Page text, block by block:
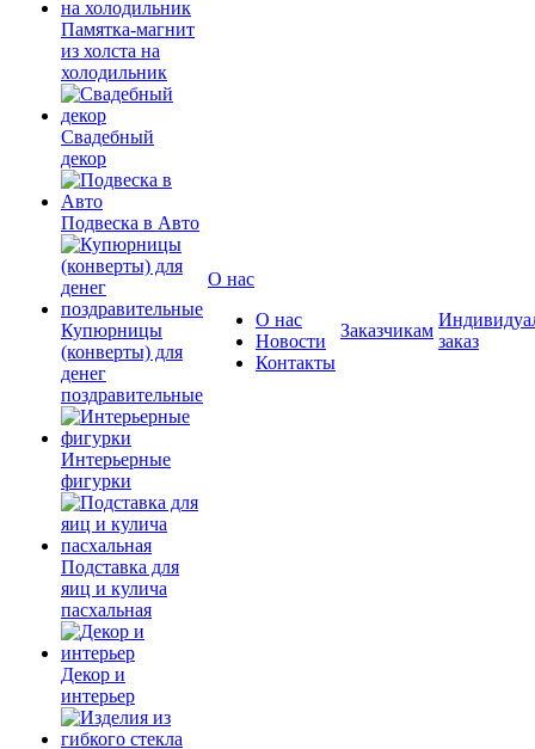
Памятка-магнит
из холста на
холодильник
Свадебный
декор
Подвеска в Авто
Купюрницы
(конверты) для
денег
поздравительные
Интерьерные
фигурки
Подставка для
яиц и кулича
пасхальная
Декор и
интерьер
О нас
О нас
Новости
Контакты
Заказчикам
заказ